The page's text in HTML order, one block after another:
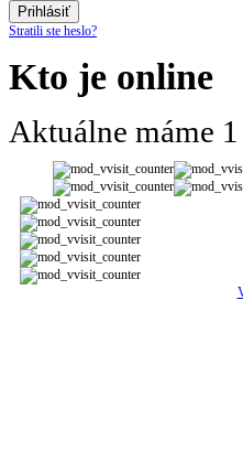
Stratili ste heslo?
Kto je online
Aktuálne máme